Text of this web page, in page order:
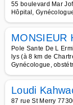
55 boulevard Mar
Hôpital,
MONSIEUR
Pole Sante De L
lys (à 8 km de
Gynécologue,
Loudi
87 rue St Merry